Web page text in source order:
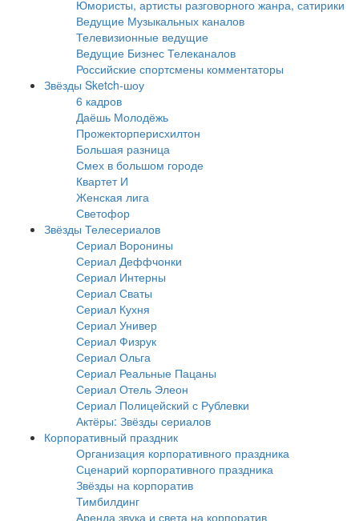
Юмористы, артисты разговорного жанра, сатирики
Ведущие Музыкальных каналов
Телевизионные ведущие
Ведущие Бизнес Телеканалов
Российские спортсмены комментаторы
Звёзды Sketch-шоу
6 кадров
Даёшь Молодёжь
Прожекторперисхилтон
Большая разница
Смех в большом городе
Квартет И
Женская лига
Светофор
Звёзды Телесериалов
Сериал Воронины
Сериал Деффчонки
Сериал Интерны
Сериал Сваты
Сериал Кухня
Сериал Универ
Сериал Физрук
Сериал Ольга
Сериал Реальные Пацаны
Сериал Отель Элеон
Сериал Полицейский с Рублевки
Актёры: Звёзды сериалов
Корпоративный праздник
Организация корпоративного праздника
Сценарий корпоративного праздника
Звёзды на корпоратив
Тимбилдинг
Аренда звука и света на корпоратив